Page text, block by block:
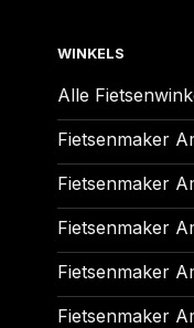
WINKELS
Alle
Fietsenmaker
Fietsenmaker
Fietsenmaker
Fietsenmaker
Fietsenmaker